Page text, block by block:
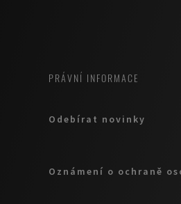
PRÁVNÍ INFORMACE
Odebírat novinky
Oznámení o ochraně